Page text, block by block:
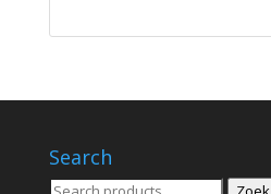
Search
Zoeken